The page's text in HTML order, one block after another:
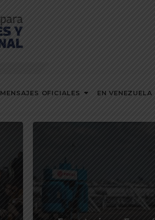
MENSAJES OFICIALES EN VENEZUELA